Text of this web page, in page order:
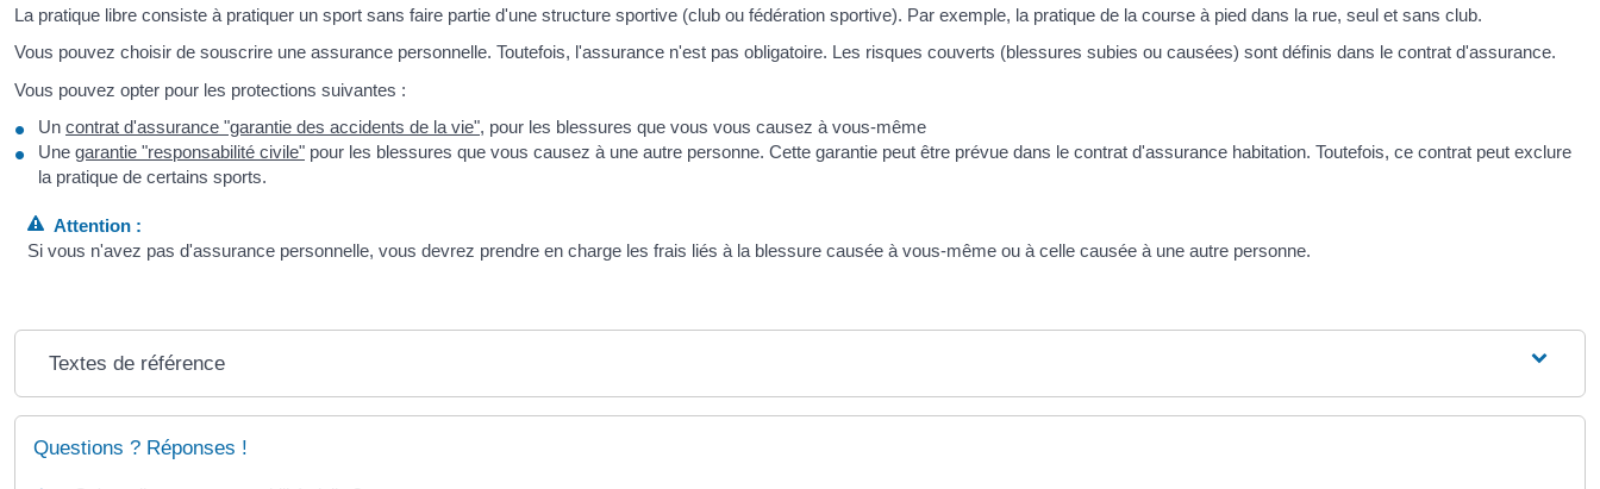
La pratique libre consiste à pratiquer un sport sans faire partie d'une structure sportive (club ou fédération sportive). Par exemple, la pratique de la course à pied dans la rue, seul et sans club.
Vous pouvez choisir de souscrire une assurance personnelle. Toutefois, l'assurance n'est pas obligatoire. Les risques couverts (blessures subies ou causées) sont définis dans le contrat d'assurance.
Vous pouvez opter pour les protections suivantes :
Un contrat d'assurance "garantie des accidents de la vie", pour les blessures que vous vous causez à vous-même
Une garantie "responsabilité civile" pour les blessures que vous causez à une autre personne. Cette garantie peut être prévue dans le contrat d'assurance habitation. Toutefois, ce contrat peut exclure
la pratique de certains sports.
Attention :
Si vous n'avez pas d'assurance personnelle, vous devrez prendre en charge les frais liés à la blessure causée à vous-même ou à celle causée à une autre personne.
Textes de référence
Questions ? Réponses !